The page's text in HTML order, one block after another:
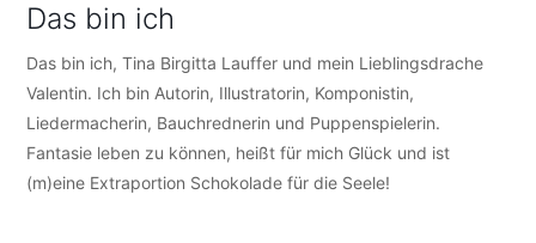
Das bin ich
Das bin ich, Tina Birgitta Lauffer und mein Lieblingsdrache
Valentin. Ich bin Autorin, Illustratorin, Komponistin,
Liedermacherin, Bauchrednerin und Puppenspielerin.
Fantasie leben zu können, heißt für mich Glück und ist
(m)eine Extraportion Schokolade für die Seele!